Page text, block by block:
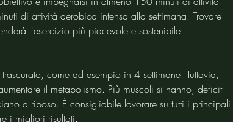
di attività aerobica intensa alla settimana. Trovare
l'esercizio più piacevole e sostenibile.
come ad esempio in 4 settimane. Tuttavia,
il metabolismo. Più muscoli si hanno, deficit
a riposo. È consigliabile lavorare su tutti i principali
i migliori risultati.